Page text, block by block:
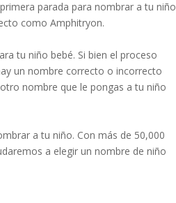
parada para nombrar a tu niño
como Amphitryon.
tu niño bebé. Si bien el proceso
un nombre correcto o incorrecto
nombre que le pongas a tu niño
a tu niño. Con más de 50,000
a elegir un nombre de niño